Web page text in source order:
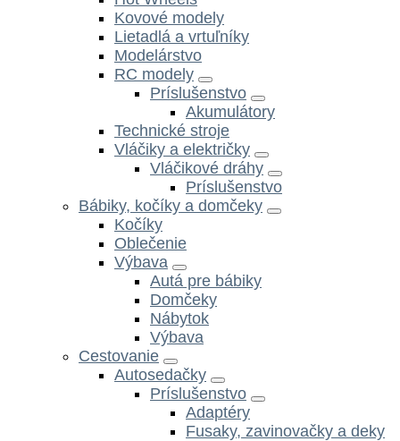
Kovové modely
Lietadlá a vrtuľníky
Modelárstvo
RC modely
Príslušenstvo
Akumulátory
Technické stroje
Vláčiky a električky
Vláčikové dráhy
Príslušenstvo
Bábiky, kočíky a domčeky
Kočíky
Oblečenie
Výbava
Autá pre bábiky
Domčeky
Nábytok
Výbava
Cestovanie
Autosedačky
Príslušenstvo
Adaptéry
Fusaky, zavinovačky a deky